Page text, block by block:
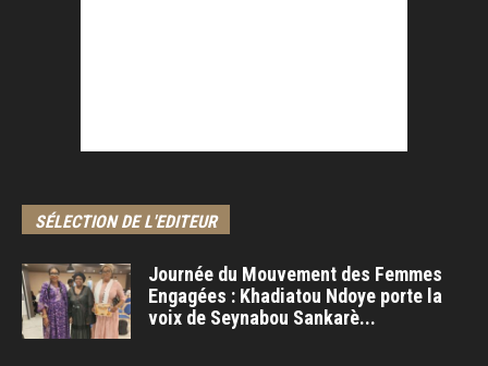
SÉLECTION DE L'EDITEUR
Journée du Mouvement des Femmes
Engagées : Khadiatou Ndoye porte la
voix de Seynabou Sankarè...